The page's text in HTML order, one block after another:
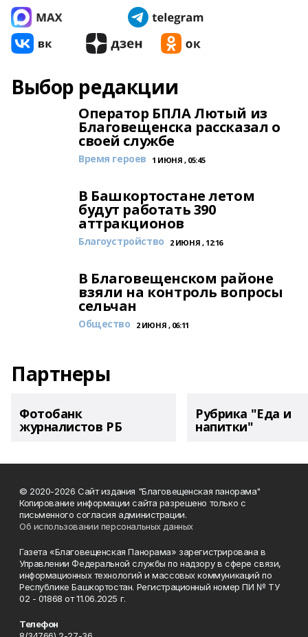
Выбор редакции
Оператор БПЛА Лютый из
Благовещенска рассказал о
своей службе
Время героев 1 ИЮНЯ , 05:45
В Башкортостане летом
будут работать 390
аттракционов
Благоустройство 2 ИЮНЯ , 12:16
В Благовещенском районе
взяли на контроль вопросы
сельчан
Общество 2 ИЮНЯ , 06:11
Партнеры
Фотобанк
журналистов РБ
Рубрика "Еда и
напитки"
© 2020-2026 Сайт издания "Благовещенская панорама"
Копирование информации сайта разрешено только с
письменного согласия администрации.
Об использовании персональных данных
Газета «Благовещенская Панорама» зарегистрирована в
Управлении Федеральной службы по надзору в сфере связи,
информационных технологий и массовых коммуникаций по
Республике Башкортостан. Регистрационный номер ПИ № ТУ
02 - 01868 от 11.06.2025 г.
Телефон